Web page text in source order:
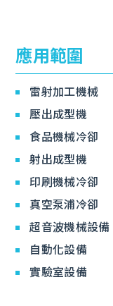
應用範圍
雷射加工機械
壓出成型機
食品機械冷卻
射出成型機
印刷機械冷卻
真空泵浦冷卻
超音波機械設備
自動化設備
實驗室設備